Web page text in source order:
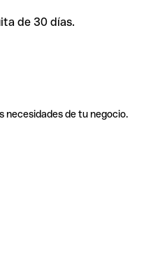
de 30 días.
necesidades de tu negocio.